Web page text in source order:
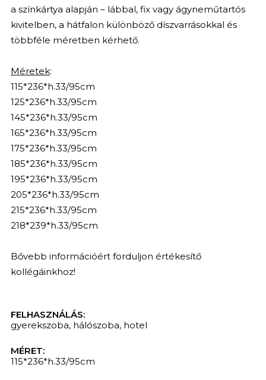
a színkártya alapján – lábbal, fix vagy ágyneműtartós
kivitelben, a hátfalon különböző díszvarrásokkal és
többféle méretben kérhető.
Méretek:
115*236*h.33/95cm
125*236*h.33/95cm
145*236*h.33/95cm
165*236*h.33/95cm
175*236*h.33/95cm
185*236*h.33/95cm
195*236*h.33/95cm
205*236*h.33/95cm
215*236*h.33/95cm
218*239*h.33/95cm
Bővebb információért forduljon értékesítő
kollégáinkhoz!
FELHASZNÁLÁS:
gyerekszoba, hálószoba, hotel
MÉRET:
115*236*h.33/95cm